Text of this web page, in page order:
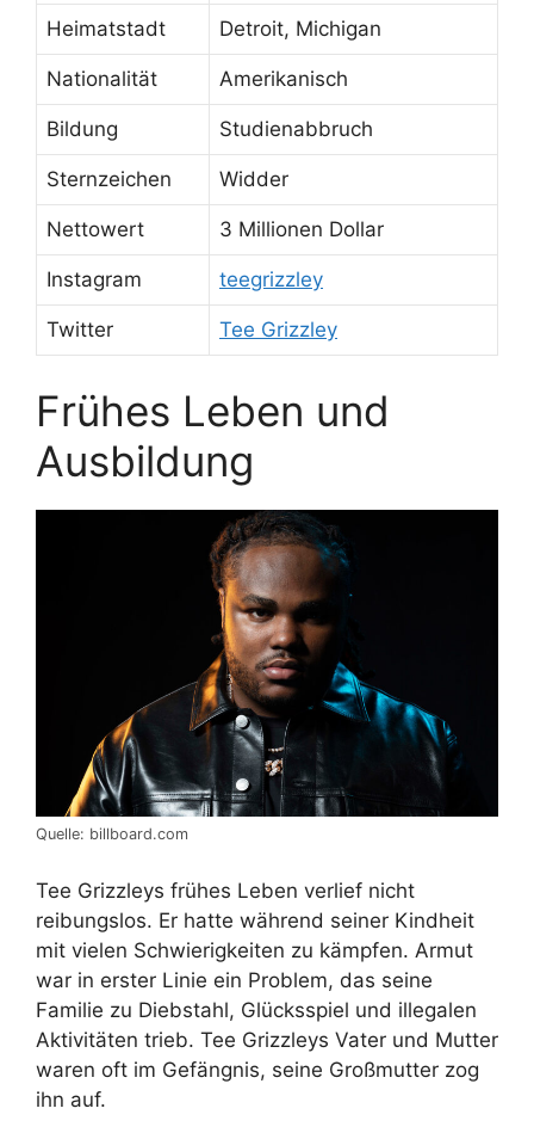
Heimatstadt Detroit, Michigan
Nationalität Amerikanisch
Bildung Studienabbruch
Sternzeichen Widder
Nettowert 3 Millionen Dollar
Instagram teegrizzley
Twitter Tee Grizzley
Frühes Leben und
Ausbildung
Quelle: billboard.com
Tee Grizzleys frühes Leben verlief nicht
reibungslos. Er hatte während seiner Kindheit
mit vielen Schwierigkeiten zu kämpfen. Armut
war in erster Linie ein Problem, das seine
Familie zu Diebstahl, Glücksspiel und illegalen
Aktivitäten trieb. Tee Grizzleys Vater und Mutter
waren oft im Gefängnis, seine Großmutter zog
ihn auf.